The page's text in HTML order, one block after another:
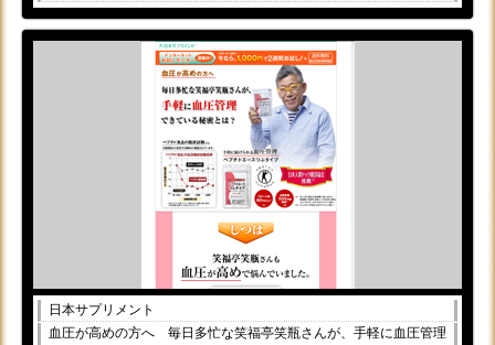
日本サプリメント
血圧が高めの方へ 毎日多忙な笑福亭笑瓶さんが、手軽に血圧管理